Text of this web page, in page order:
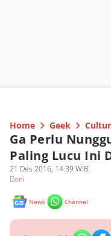
Home Geek
Ga Perlu
Paling Lucu Ini
21 Des 2016, 14:39 WIB
Doni
News Channel